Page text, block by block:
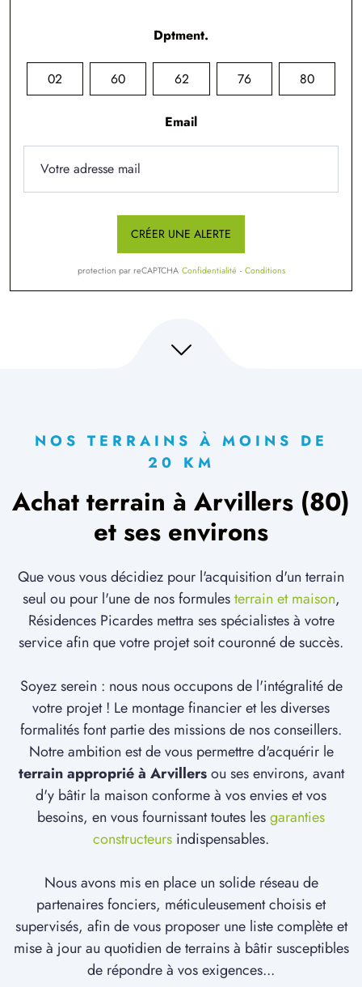
Dptment.
02 60 62 76 80
Email
CRÉER UNE ALERTE
protection par reCAPTCHA Confidentialité - Conditions
NOS TERRAINS À MOINS DE
20 KM
Achat terrain à Arvillers (80)
et ses environs
Que vous vous décidiez pour l'acquisition d'un terrain
seul ou pour l'une de nos formulesterrain et maison,
Résidences Picardes mettra ses spécialistes à votre
service afin que votre projet soit couronné de succès.
Soyez serein : nous nous occupons de l'intégralité de
votre projet ! Le montage financier et les diverses
formalités font partie des missions de nos conseillers.
Notre ambition est de vous permettre d'acquérir le
terrain approprié à Arvillersou ses environs, avant
d'y bâtir la maison conforme à vos envies et vos
besoins, en vous fournissant toutes lesgaranties
constructeurs indispensables.
Nous avons mis en place un solide réseau de
partenaires fonciers, méticuleusement choisis et
supervisés, afin de vous proposer une liste complète et
mise à jour au quotidien de terrains à bâtir susceptibles
de répondre à vos exigences...